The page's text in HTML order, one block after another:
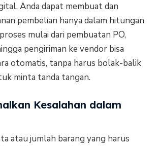
Anda dapat membuat dan
pembelian hanya dalam hitungan
mulai dari pembuatan PO,
pengiriman ke vendor bisa
otomatis, tanpa harus bolak-balik
minta tanda tangan.
Kesalahan dalam
atau jumlah barang yang harus